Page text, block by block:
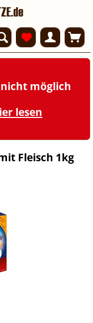
möglich
lesen
Fleisch 1kg